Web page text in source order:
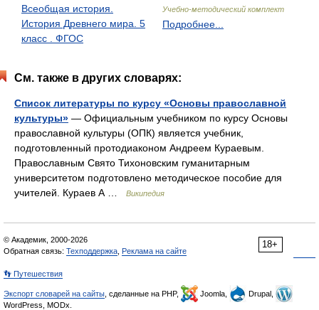
Всеобщая история.
История Древнего мира. 5
класс . ФГОС
Учебно-методический комплект
Подробнее...
См. также в других словарях:
Список литературы по курсу «Основы православной
культуры» — Официальным учебником по курсу Основы
православной культуры (ОПК) является учебник,
подготовленный протодиаконом Андреем Кураевым.
Православным Свято Тихоновским гуманитарным
университетом подготовлено методическое пособие для
учителей. Кураев А …
Википедия
18+
© Академик, 2000-2026
Обратная связь: Техподдержка Реклама на сайте
👣 Путешествия
Экспорт словарей на сайты , сделанные на PHP, Joomla,
Drupal,
WordPress, MODx.